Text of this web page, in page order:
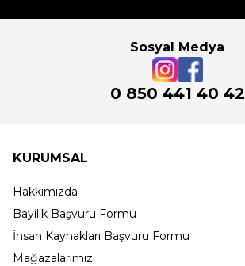
Sosyal Medya
0 850 441 40 42
KURUMSAL
Hakkımızda
Bayilik Başvuru Formu
İnsan Kaynakları Başvuru Formu
Mağazalarımız